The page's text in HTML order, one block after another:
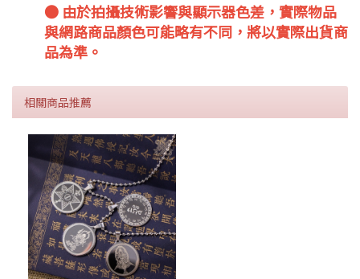
● 由於拍攝技術影響與顯示器色差，實際物品
與網路商品顏色可能略有不同，將以實際出貨商
品為準。
相關商品推薦